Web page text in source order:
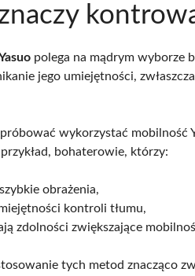
polega na mądrym wyborze
jego umiejętności, zwłaszcza
wykorzystać mobilność
bohaterowie, którzy:
obrażenia,
kontroli tłumu,
zdolności zwiększające
tych metod znacząco